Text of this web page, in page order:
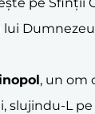
, un om
slujindu-L